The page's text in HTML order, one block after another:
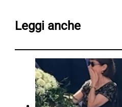
Leggi anche